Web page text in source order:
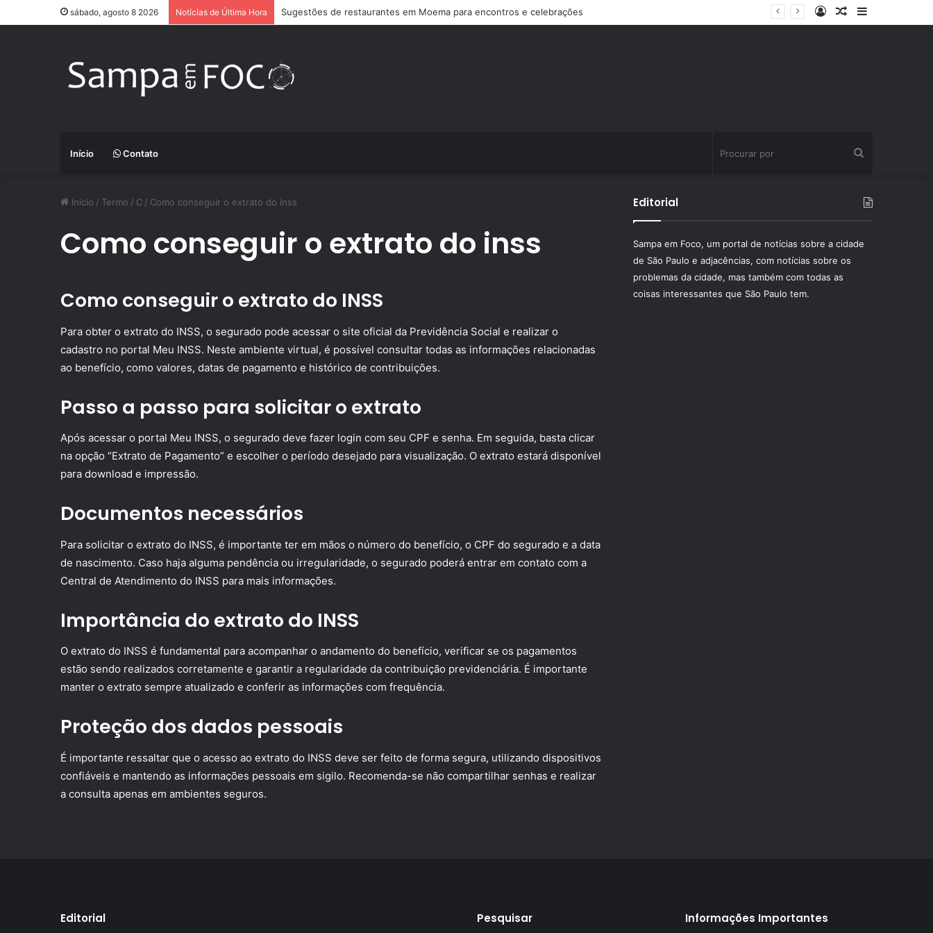
sábado, agosto 8 2026 Notícias de Última Hora Sugestões de restaurantes em Moema para encontros e celebrações
Barra
Artigo
Entrar
Início Contato
por
Início / Termo / C / Como conseguir o extrato do inss
Como conseguir o extrato do inss
Como conseguir o extrato do INSS
Para obter o extrato do INSS, o segurado pode acessar o site oficial da Previdência Social e realizar o
cadastro no portal Meu INSS. Neste ambiente virtual, é possível consultar todas as informações relacionadas
ao benefício, como valores, datas de pagamento e histórico de contribuições.
Passo a passo para solicitar o extrato
Após acessar o portal Meu INSS, o segurado deve fazer login com seu CPF e senha. Em seguida, basta clicar
na opção “Extrato de Pagamento” e escolher o período desejado para visualização. O extrato estará disponível
para download e impressão.
Documentos necessários
Para solicitar o extrato do INSS, é importante ter em mãos o número do benefício, o CPF do segurado e a data
de nascimento. Caso haja alguma pendência ou irregularidade, o segurado poderá entrar em contato com a
Central de Atendimento do INSS para mais informações.
Importância do extrato do INSS
O extrato do INSS é fundamental para acompanhar o andamento do benefício, verificar se os pagamentos
estão sendo realizados corretamente e garantir a regularidade da contribuição previdenciária. É importante
manter o extrato sempre atualizado e conferir as informações com frequência.
Proteção dos dados pessoais
É importante ressaltar que o acesso ao extrato do INSS deve ser feito de forma segura, utilizando dispositivos
confiáveis e mantendo as informações pessoais em sigilo. Recomenda-se não compartilhar senhas e realizar
a consulta apenas em ambientes seguros.
Editorial
Sampa em Foco, um portal de notícias sobre a cidade
de São Paulo e adjacências, com notícias sobre os
problemas da cidade, mas também com todas as
coisas interessantes que São Paulo tem.
Editorial Pesquisar Informações Importantes